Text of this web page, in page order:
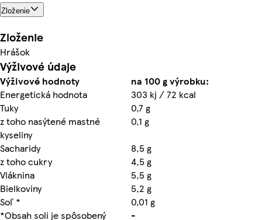
Zloženie
Zloženie
Hrášok
Výživové údaje
Výživové hodnoty
na 100 g výrobku:
Energetická hodnota
303 kj / 72 kcal
Tuky
0,7 g
z toho nasýtené mastné
kyseliny
0,1 g
Sacharidy
8,5 g
z toho cukry
4,5 g
Vláknina
5,5 g
Bielkoviny
5,2 g
Soľ *
0,01 g
*Obsah soli je spôsobený
-